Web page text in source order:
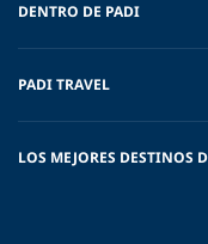
DENTRO DE PADI
PADI TRAVEL
LOS MEJORES DESTINOS